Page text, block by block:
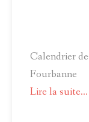
Calendrier
Fourbanne
Lire la suite...